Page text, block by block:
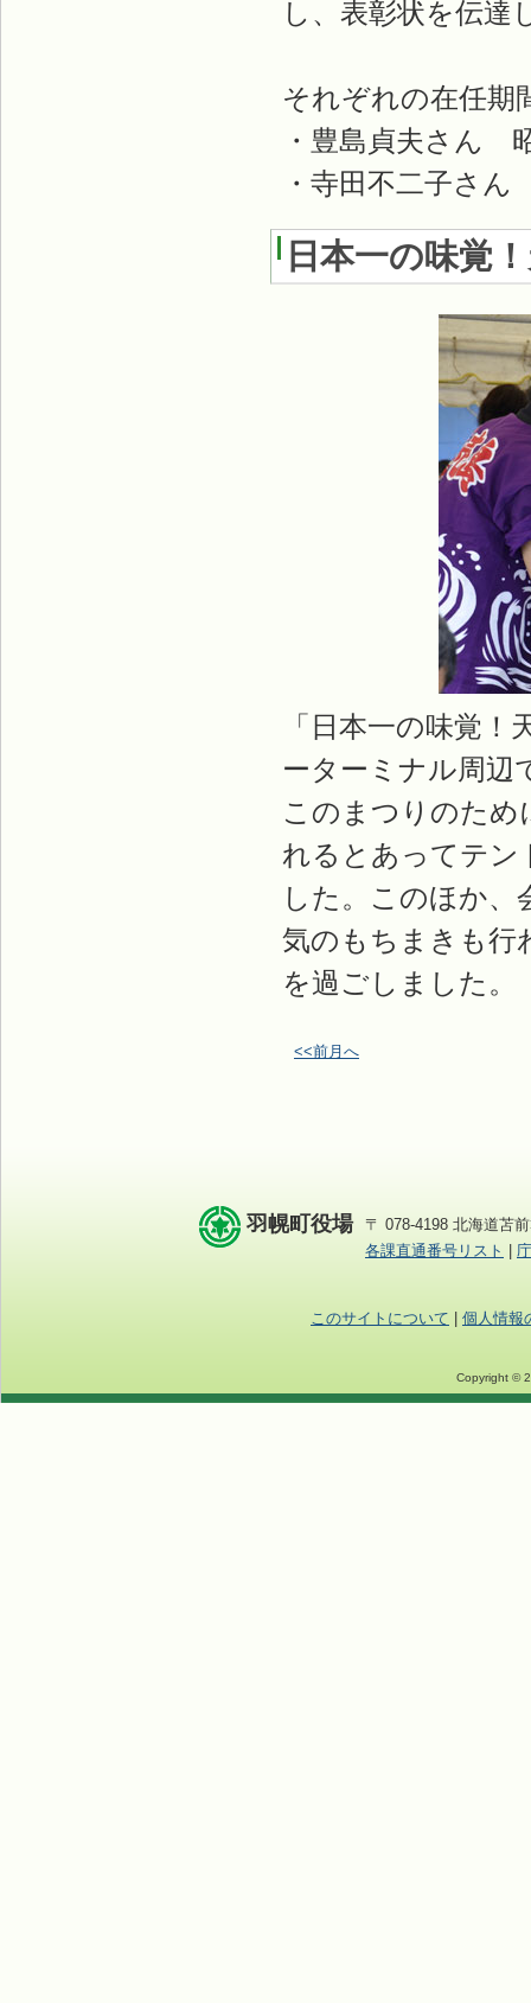
し、表彰状を伝達
それぞれの在任期
・豊島貞夫さん
・寺田不二子さ
日本一の味覚
「日本一の味覚
ーターミナル周辺
このまつりのため
れるとあってテン
した。このほか、
気のもちまきも行
を過ごしました。
<<前月へ
羽幌町役場
〒 078-4198 北海道苫
各課直通番号リスト
このサイトについて 個人情報
Copyright ©